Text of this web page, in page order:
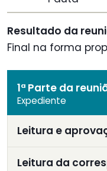
Resultado da
Final na forma
1ª Parte da
Expediente
Leitura e
Leitura da